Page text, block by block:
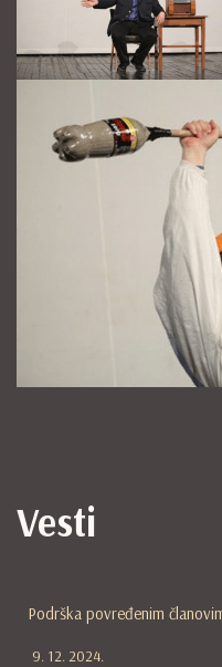
Vesti
Podrška povređenim
9. 12. 2024.